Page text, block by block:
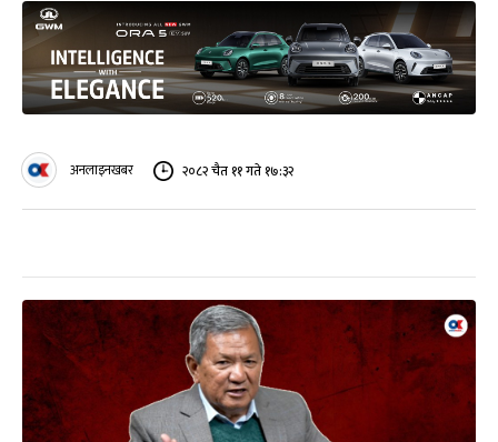
अनलाइनखबर २०८२ चैत ११ गते १७:३२